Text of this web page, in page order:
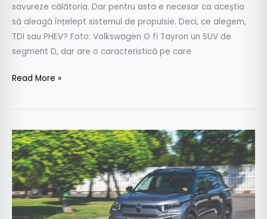
savureze călătoria. Dar pentru asta e necesar ca aceștia
să aleagă înțelept sistemul de propulsie. Deci, ce alegem,
TDI sau PHEV? Foto: Volkswagen O fi Tayron un SUV de
segment D, dar are o caracteristică pe care
Read More »
Citroen
C3
Aircross
–
test